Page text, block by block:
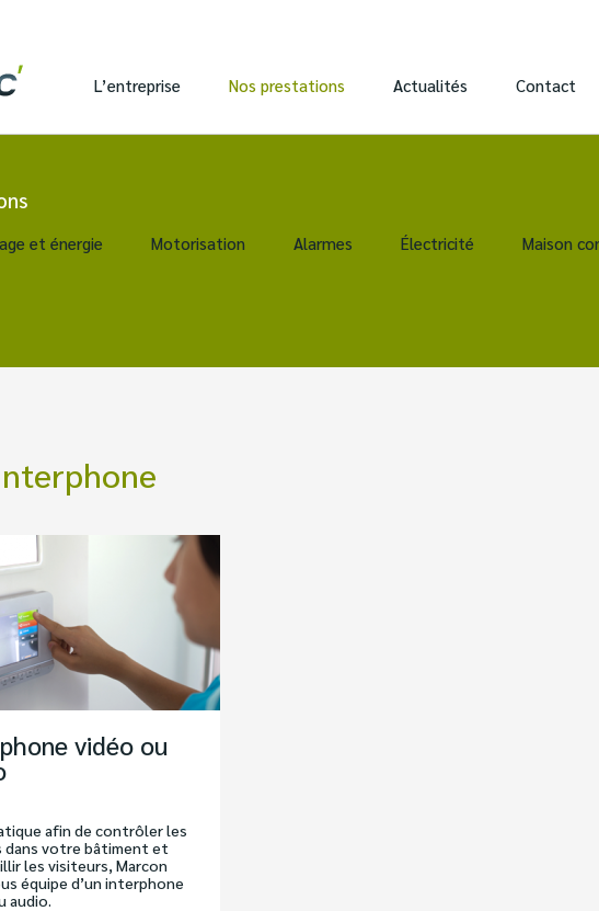
L’entreprise Nos prestations Actualités Contact
et énergie Motorisation Alarmes Électricité Maison
vidéo ou
afin de contrôler les
dans votre bâtiment et
les visiteurs, Marcon
équipe d’un interphone
audio.